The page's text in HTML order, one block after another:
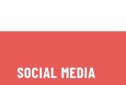
SOCIAL MEDIA